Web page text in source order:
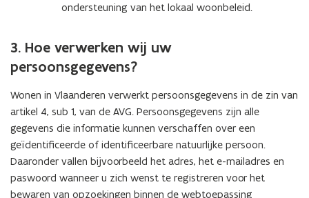
ondersteuning van het lokaal woonbeleid.
3. Hoe verwerken wij uw
persoonsgegevens?
Wonen in Vlaanderen verwerkt persoonsgegevens in de zin van
artikel 4, sub 1, van de AVG. Persoonsgegevens zijn alle
gegevens die informatie kunnen verschaffen over een
geïdentificeerde of identificeerbare natuurlijke persoon.
Daaronder vallen bijvoorbeeld het adres, het e-mailadres en
paswoord wanneer u zich wenst te registreren voor het
bewaren van opzoekingen binnen de webtoepassing